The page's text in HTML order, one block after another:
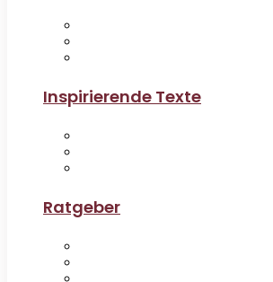
Inspirierende Texte
Ratgeber